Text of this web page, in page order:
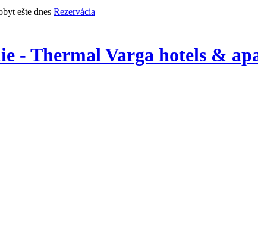
ešte dnes Rezervácia
- Thermal Varga hotels &